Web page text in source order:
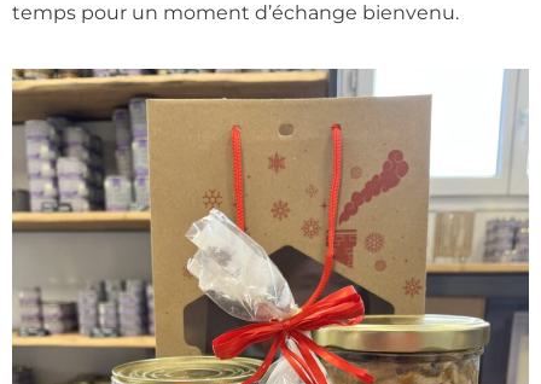
temps pour un moment d’échange bienvenu.